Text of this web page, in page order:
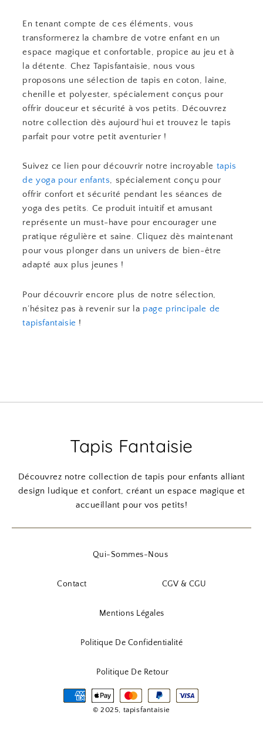
En tenant compte de ces éléments, vous
transformerez la chambre de votre enfant en un
espace magique et confortable, propice au jeu et à
la détente. Chez Tapisfantaisie, nous vous
proposons une sélection de tapis en coton, laine,
chenille et polyester, spécialement conçus pour
offrir douceur et sécurité à vos petits. Découvrez
notre collection dès aujourd’hui et trouvez le tapis
parfait pour votre petit aventurier !
Suivez ce lien pour découvrir notre incroyable tapis
de yoga pour enfants, spécialement conçu pour
offrir confort et sécurité pendant les séances de
yoga des petits. Ce produit intuitif et amusant
représente un must-have pour encourager une
pratique régulière et saine. Cliquez dès maintenant
pour vous plonger dans un univers de bien-être
adapté aux plus jeunes !
Pour découvrir encore plus de notre sélection,
n’hésitez pas à revenir sur la page principale de
tapisfantaisie !
Tapis Fantaisie
Découvrez notre collection de tapis pour enfants alliant
design ludique et confort, créant un espace magique et
accueillant pour vos petits!
Qui-Sommes-Nous
Contact CGV & CGU
Mentions Légales
Politique De Confidentialité
Politique De Retour
© 2025, tapisfantaisie